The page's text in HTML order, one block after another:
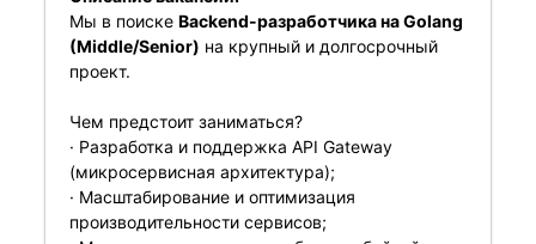
Мы в поиске Backend-разработчика на Golang
(Middle/Senior) на крупный и долгосрочный
проект.
Чем предстоит заниматься?
· Разработка и поддержка API Gateway
(микросервисная архитектура);
· Масштабирование и оптимизация
производительности сервисов;